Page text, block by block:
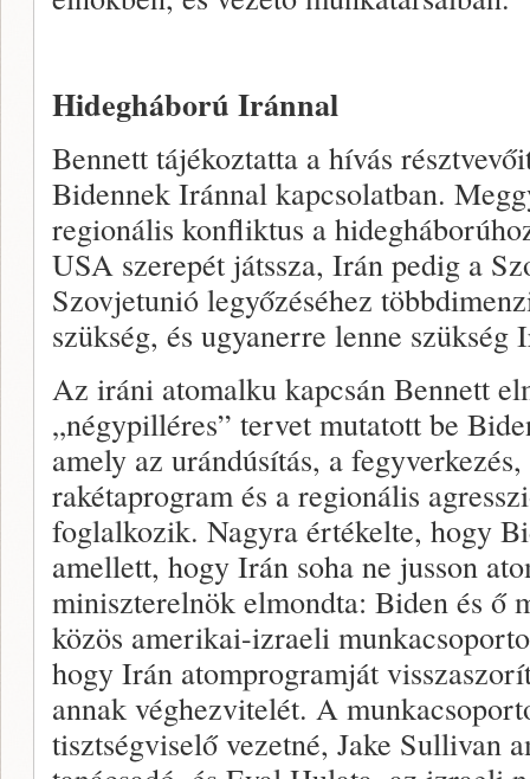
Hidegháború Iránnal
Bennett tájékoztatta a hívás
Bidennek Iránnal kapcsolatban.
regionális konfliktus a
USA szerepét játssza, Irán pedig a
Szovjetunió legyőzéséhez
szükség, és ugyanerre lenne szükség
Az iráni atomalku kapcsán Bennett
„négypilléres” tervet mutatott be
amely az urándúsítás, a
rakétaprogram és a regionális
foglalkozik. Nagyra értékelte, hogy
amellett, hogy Irán soha ne jusson
miniszterelnök elmondta: Biden és ő
közös amerikai-izraeli
hogy Irán atomprogramját
annak véghezvitelét. A
tisztségviselő vezetné, Jake Sullivan